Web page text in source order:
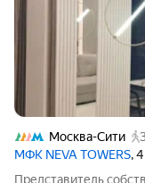
Москва-Сити
МФК NEVA TOWERS,
Представитель